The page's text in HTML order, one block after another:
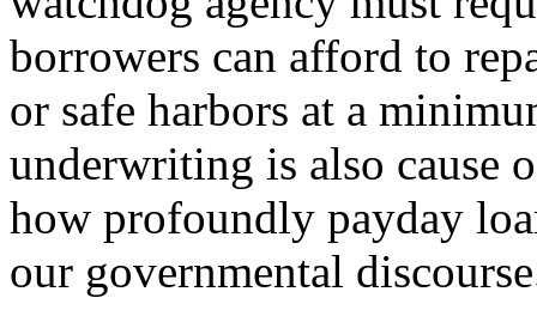
borrowers can afford to
or safe harbors at a
underwriting is also cause
how profoundly payday
our governmental